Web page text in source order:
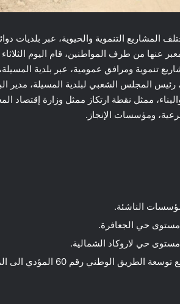
المشاريع التنموية والحيوية، عبر بلديات
تنموية ومرافق عمومية، عبر بلدية
رئيس المجلس الشعبي لبلدية المسيلة، مدير
ممثل نقطة ارتكاز ممثل وزارة إقتصاد
ومؤسسات الإنجاز.
الناشئة.
مستوى حي الجعافرة.
حي لاروكاد الشمالية.
رقم 60 المؤدي الى المستشفى 240 سرير.